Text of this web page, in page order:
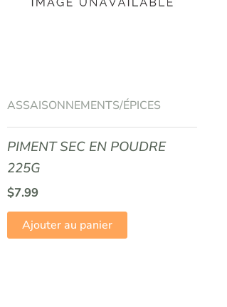
ASSAISONNEMENTS/ÉPICES
PIMENT SEC EN POUDRE
225G
$7.99
Ajouter au panier